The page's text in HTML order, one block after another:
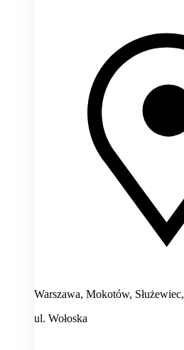
Warszawa, Mokotów, Służewiec,
ul. Wołoska